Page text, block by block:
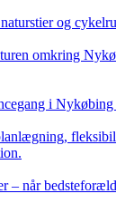
og
omkring
i Nykøbing
– når